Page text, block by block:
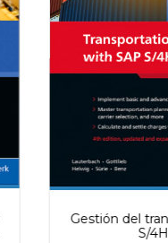
Gestión del
S/